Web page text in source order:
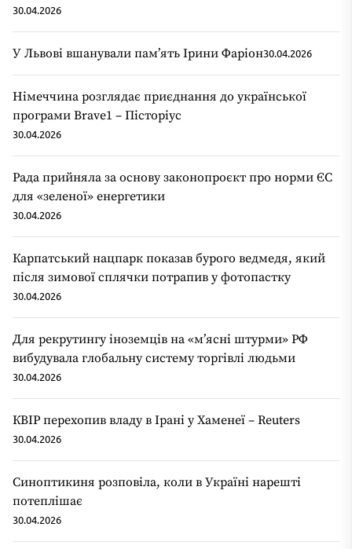
30.04.2026
У Львові вшанували пам’ять Ірини Фаріон30.04.2026
Німеччина розглядає приєднання до української
програми Brave1 – Пісторіус
30.04.2026
Рада прийняла за основу законопроєкт про норми ЄС
для «зеленої» енергетики
30.04.2026
Карпатський нацпарк показав бурого ведмедя, який
після зимової сплячки потрапив у фотопастку
30.04.2026
Для рекрутингу іноземців на «мʼясні штурми» РФ
вибудувала глобальну систему торгівлі людьми
30.04.2026
КВІР перехопив владу в Ірані у Хаменеї – Reuters
30.04.2026
Синоптикиня розповіла, коли в Україні нарешті
потеплішає
30.04.2026